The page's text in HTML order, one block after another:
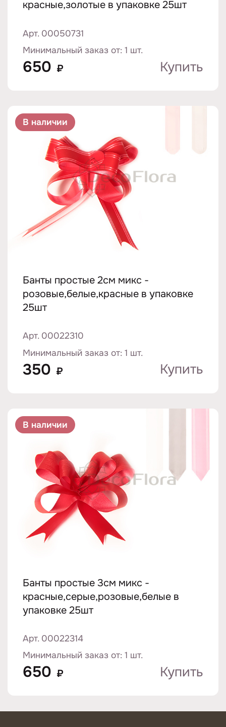
красные,золотые в упаковке 25шт
Арт. 00050731
Минимальный заказ от: 1 шт.
650 ₽ Купить
В наличии
Банты простые 2см микс -
розовые,белые,красные в упаковке
25шт
Арт. 00022310
Минимальный заказ от: 1 шт.
350 ₽ Купить
В наличии
Банты простые 3см микс -
красные,серые,розовые,белые в
упаковке 25шт
Арт. 00022314
Минимальный заказ от: 1 шт.
650 ₽ Купить